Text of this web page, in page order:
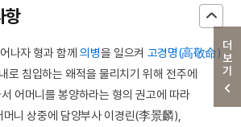
더보기
항
나자 형과 함께의병을 일으켜 고경명(高敬命)
로 침입하는 왜적을 물리치기 위해 전주에
어머니를 봉양하라는 형의 권고에 따라
니 상중에 담양부사 이경린(李景麟),